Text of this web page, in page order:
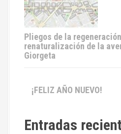
Pliegos de la
renaturalización de la
Giorgeta
¡FELIZ AÑO NUEVO!
Entradas